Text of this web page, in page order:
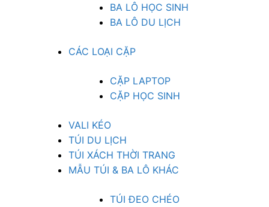
BA LÔ HỌC SINH
BA LÔ DU LỊCH
CÁC LOẠI CẶP
CẶP LAPTOP
CẶP HỌC SINH
VALI KÉO
TÚI DU LỊCH
TÚI XÁCH THỜI TRANG
MẪU TÚI & BA LÔ KHÁC
TÚI ĐEO CHÉO